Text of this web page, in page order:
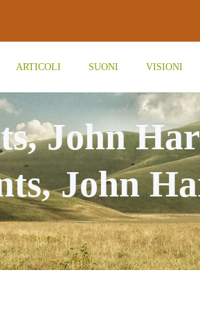
ARTICOLI SUONI VISIONI
John
John